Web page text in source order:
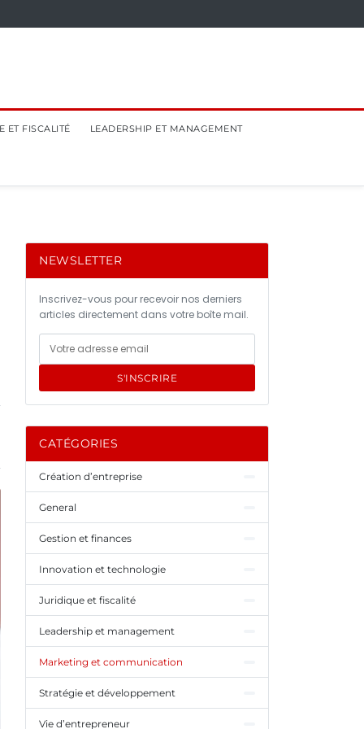
ET FISCALITÉ LEADERSHIP ET MANAGEMENT
NEWSLETTER
Inscrivez-vous pour recevoir nos derniers
articles directement dans votre boîte mail.
S'INSCRIRE
CATÉGORIES
Création d’entreprise
General
Gestion et finances
Innovation et technologie
Juridique et fiscalité
Leadership et management
Marketing et communication
Stratégie et développement
Vie d’entrepreneur